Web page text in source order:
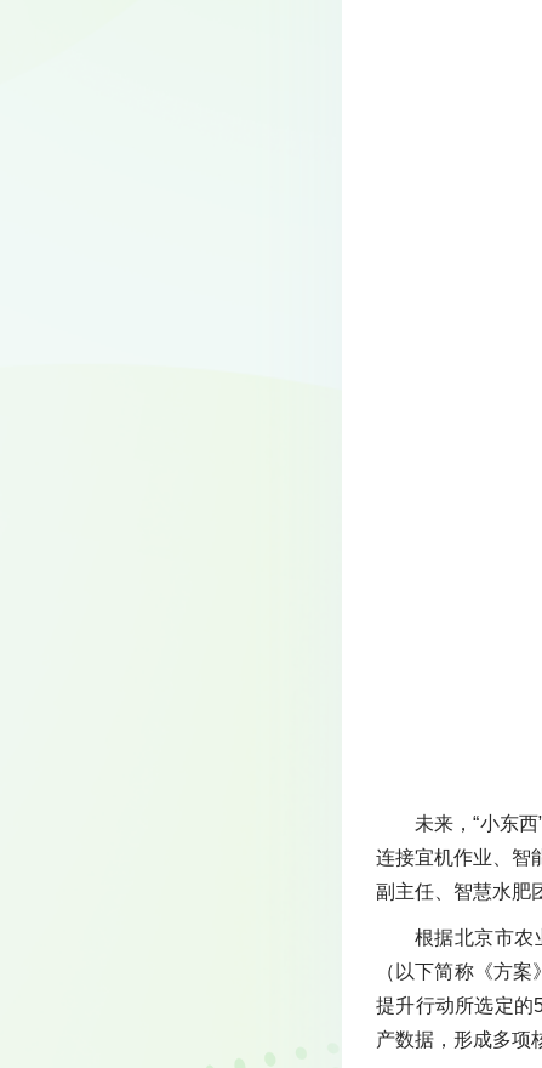
未来，“小东
连接宜机作业、智
副主任、智慧水肥
根据北京市农
（以下简称《方
提升行动所选定的
产数据，形成多项